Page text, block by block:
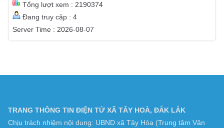
Tổng lượt xem : 2190374
Đang truy cập : 4
Server Time : 2026-08-07
TRANG THÔNG TIN ĐIỆN TỬ XÃ TÂY HOÀ, ĐẮK LẮK
Chịu trách nhiệm nội dung: UBND xã Tây Hòa (Trung tâm Văn